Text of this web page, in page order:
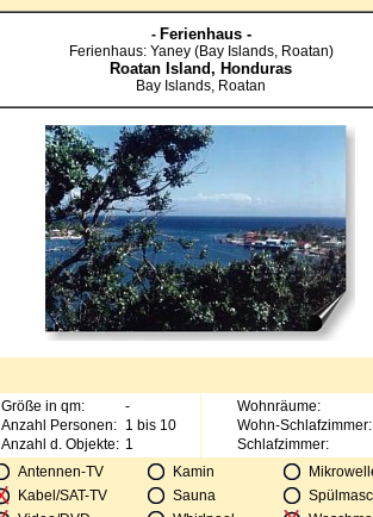
- Ferienhaus -
Ferienhaus: Yaney (Bay Islands, Roatan)
Roatan Island, Honduras
Bay Islands, Roatan
Größe in qm:
-
Anzahl Personen: 1 bis 10
Anzahl d. Objekte: 1
Wohnräume:
Wohn-Schlafzimmer:
Schlafzimmer:
Antennen-TV
Kamin
Kabel/SAT-TV
Sauna